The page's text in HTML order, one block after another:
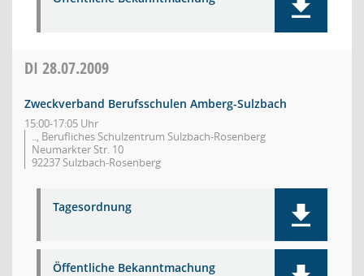
DI 28.07.2009
Zweckverband Berufsschulen Amberg-Sulzbach
15:00-17:05 Uhr
.., Berufliches Schulzentrum Sulzbach-Rosenberg
Neumarkter Str. 10
92237 Sulzbach-Rosenberg
Tagesordnung
Öffentliche Bekanntmachung